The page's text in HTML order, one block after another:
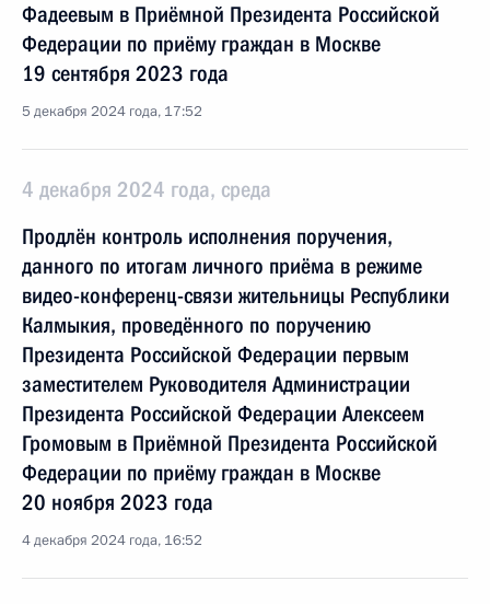
Фадеевым в Приёмной Президента Российской
Федерации по приёму граждан в Москве
19 сентября 2023 года
5 декабря 2024 года, 17:52
4 декабря 2024 года, среда
Продлён контроль исполнения поручения,
данного по итогам личного приёма в режиме
видео-конференц-связи жительницы Республики
Калмыкия, проведённого по поручению
Президента Российской Федерации первым
заместителем Руководителя Администрации
Президента Российской Федерации Алексеем
Громовым в Приёмной Президента Российской
Федерации по приёму граждан в Москве
20 ноября 2023 года
4 декабря 2024 года, 16:52